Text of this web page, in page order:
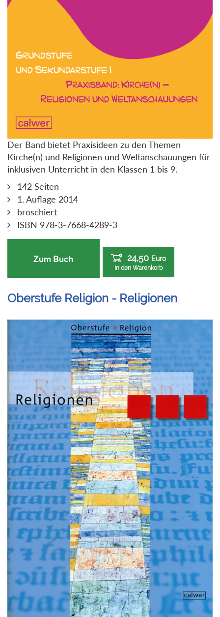
Der Band bietet Praxisideen zu den Themen
Kirche(n) und Religionen und Weltanschauungen für
inklusiven Unterricht in den Klassen 1 bis 9.
142 Seiten
1. Auflage 2014
broschiert
ISBN 978-3-7668-4289-3
Zum Buch 24,50 Euro
In den Warenkorb
Oberstufe Religion - Religionen